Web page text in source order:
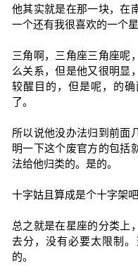
他其实就是在那一块，在
一个还有我很喜欢的一个星
三角啊，三角座三角座呢
么关系，但是他又很明显
较醒目的，但是呢，的
了。
所以说他没办法归到前面
明一下这个废官方的包括
法给他归类的。是的。
十字姑且算成是个十字架
总之就是在星座的分类上
去分，没有必要太限制
的。